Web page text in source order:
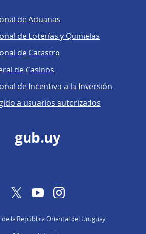
de Aduanas
de Loterías y Quinielas
de Catastro
de Casinos
de Incentivo a la Inversión
a usuarios autorizados
gub.uy
TwitterYouTubeInstagram
de la República Oriental del Uruguay